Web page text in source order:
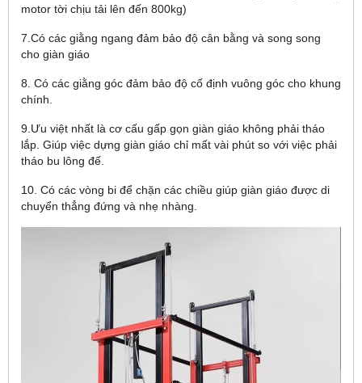
motor tời chịu tải lên đến 800kg)
7.Có các giằng ngang đảm bảo độ cân bằng và song song
cho giàn giáo
8. Có các giằng góc đảm bảo độ cố định vuông góc cho khung
chính.
9.Ưu việt nhất là cơ cấu gấp gọn giàn giáo không phải tháo
lắp. Giúp việc dựng giàn giáo chỉ mất vài phút so với việc phải
tháo bu lông đế.
10. Có các vòng bi để chặn các chiều giúp giàn giáo được di
chuyển thẳng đứng và nhẹ nhàng.